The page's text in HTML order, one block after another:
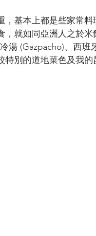
，基本上都是些家常
，就如同亞洲人之於
湯 (Gazpacho)、西
特別的道地菜色及我